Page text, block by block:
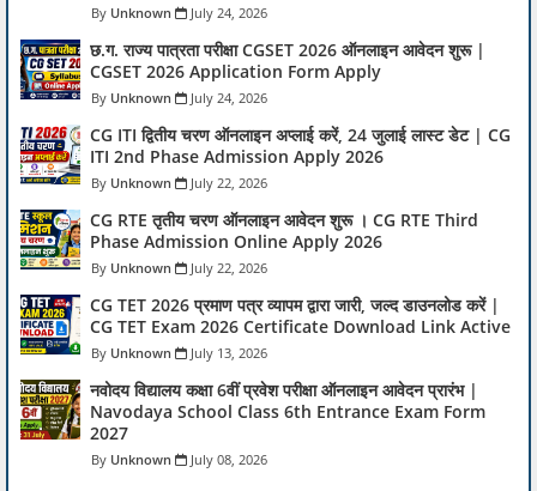
Unknown July 24, 2026
छ.ग. राज्य पात्रता परीक्षा CGSET 2026 ऑनलाइन आवेदन शुरू |
CGSET 2026 Application Form Apply
Unknown July 24, 2026
CG ITI द्वितीय चरण ऑनलाइन अप्लाई करें, 24 जुलाई लास्ट डेट | CG
ITI 2nd Phase Admission Apply 2026
Unknown July 22, 2026
CG RTE तृतीय चरण ऑनलाइन आवेदन शुरू । CG RTE Third
Phase Admission Online Apply 2026
Unknown July 22, 2026
CG TET 2026 प्रमाण पत्र व्यापम द्वारा जारी, जल्द डाउनलोड करें |
CG TET Exam 2026 Certificate Download Link Active
Unknown July 13, 2026
नवोदय विद्यालय कक्षा 6वीं प्रवेश परीक्षा ऑनलाइन आवेदन प्रारंभ |
Navodaya School Class 6th Entrance Exam Form
2027
Unknown July 08, 2026